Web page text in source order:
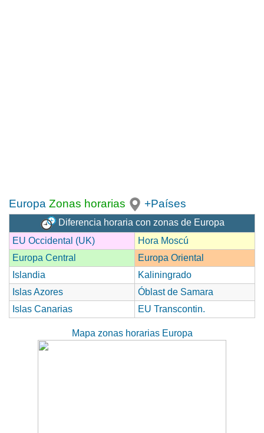
Europa Zonas horarias +Países
Diferencia horaria con zonas de Europa
EU Occidental (UK)
Hora Moscú
Europa Central
Europa Oriental
Islandia
Kaliningrado
Islas Azores
Óblast de Samara
Islas Canarias
EU Transcontin.
Mapa zonas horarias Europa